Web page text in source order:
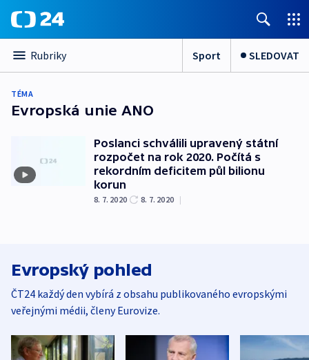
Rubriky Sport SLEDOVAT
TÉMA
Evropská unie ANO
Poslanci schválili upravený státní
rozpočet na rok 2020. Počítá s
rekordním deficitem půl bilionu
korun
8. 7. 2020 8. 7. 2020 |
Evropský pohled
ČT24 každý den vybírá z obsahu publikovaného evropskými
veřejnými médii, členy Eurovize.